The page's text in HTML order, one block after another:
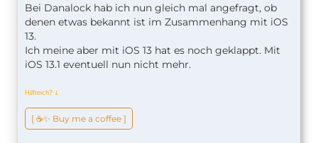
Bei Danalock hab ich nun gleich mal angefragt, ob
denen etwas bekannt ist im Zusammenhang mit iOS
13.
Ich meine aber mit iOS 13 hat es noch geklappt. Mit
iOS 13.1 eventuell nun nicht mehr.
Hilfreich? ↆ
[ ☕️✨ Buy me a coffee ]